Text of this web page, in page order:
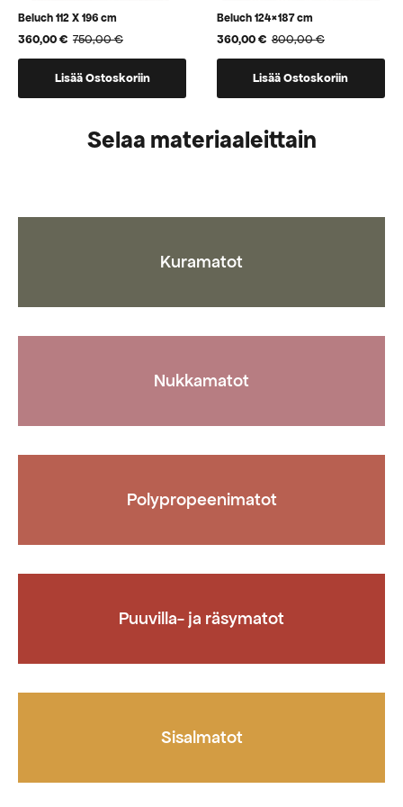
Beluch 112 X 196 cm
750,00€
Alkuperäinen
hinta
360,00€
Nykyinen
hinta
Lisää Ostoskoriin
Beluch 124×187 cm
800,00€
Alkuperäinen
hinta
360,00€
Nykyinen
hinta
Lisää Ostoskoriin
Selaa materiaaleittain
Kuramatot
Nukkamatot
Polypropeenimatot
Puuvilla- ja räsymatot
Sisalmatot